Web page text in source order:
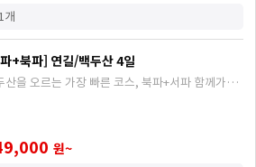
개
+북파] 연길/백두산 4일
산을 오르는 가장 빠른 코스, 북파+서파 함께가는
원~